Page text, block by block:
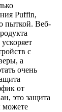
Puffin,
пыткой. Веб-
с
а
очень
от
это защита
можете